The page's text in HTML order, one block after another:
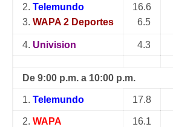
2. Telemundo
3. WAPA 2 Deportes
16.6
6.5
4. Univision 4.3
De 9:00 p.m. a 10:00 p.m.
1. Telemundo 17.8
2. WAPA
16.1